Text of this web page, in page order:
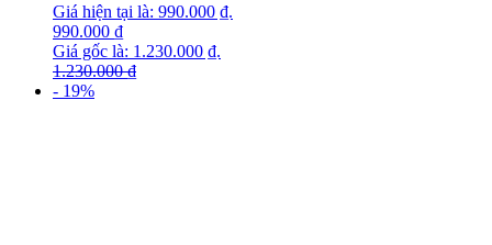
1.230.000₫
Giá gốc là: 1.230.000 ₫.
990.000 ₫
Giá hiện tại là: 990.000 ₫.
- 19%